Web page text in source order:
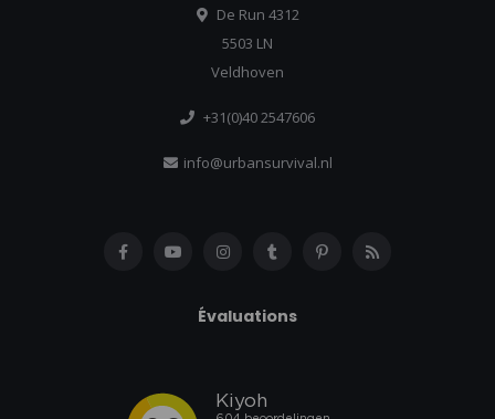
De Run 4312
5503 LN
Veldhoven
+31(0)40 2547606
info@urbansurvival.nl
Évaluations